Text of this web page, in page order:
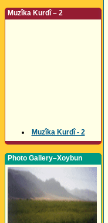
Muzîka Kurdî – 2
Muzîka Kurdî - 2
Photo Gallery–Xoybun